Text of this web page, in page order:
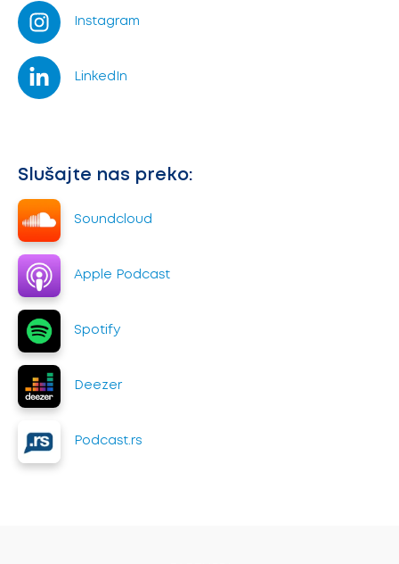
Instagram
LinkedIn
Slušajte nas preko:
Soundcloud
Apple Podcast
Spotify
Deezer
Podcast.rs